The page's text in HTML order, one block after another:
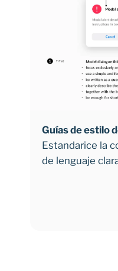
Guías de estilo de
Estandarice la
de lenguaje claras
Comunique
Desde
mensajes de
Las reglas de
estilo alinean
confusión